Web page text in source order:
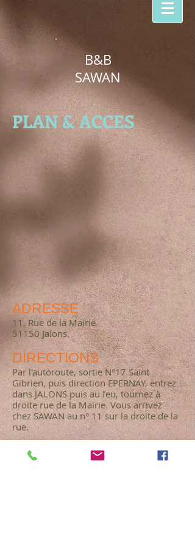
B&B
SAWAN
PLAN & ACCES
ADRESSE
11, Rue de la Mairie
51150 Jalons.
DIRECTIONS
Par l'autoroute, sortie N°17 Saint
Gibrien, puis direction EPERNAY, entrez
dans JALONS puis au feu, tournez à
droiterue de la Mairie. Vous arrivez
chez SAWAN au n° 11 sur la droite de la
rue.